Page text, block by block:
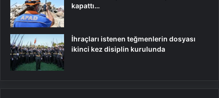
kapattı…
İhraçları istenen teğmenlerin dosyası
ikinci kez disiplin kurulunda